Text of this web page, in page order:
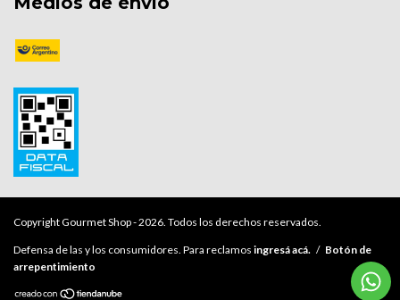
Copyright Gourmet Shop - 2026. Todos los derechos reservados.
Defensa de las y los consumidores. Para reclamos ingresá acá. / Botón de
arrepentimiento